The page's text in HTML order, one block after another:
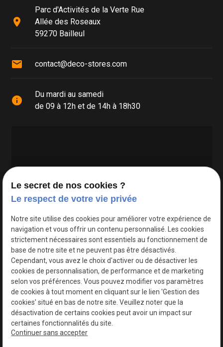
place
Parc d'Activités de la Verte Rue
Allée des Roseaux
59270 Bailleul
mail contact@deco-stores.com
info
Du mardi au samedi
de 09 à 12h et de 14h à 18h30
Google Maps Search API est désactivé.
Le secret de nos cookies ?
Le respect de votre vie privée
Notre site utilise des cookies pour améliorer votre expérience de
navigation et vous offrir un contenu personnalisé. Les cookies
strictement nécessaires sont essentiels au fonctionnement de
base de notre site et ne peuvent pas être désactivés.
Cependant, vous avez le choix d'activer ou de désactiver les
cookies de personnalisation, de performance et de marketing
selon vos préférences. Vous pouvez modifier vos paramètres
de cookies à tout moment en cliquant sur le lien 'Gestion des
cookies' situé en bas de notre site. Veuillez noter que la
désactivation de certains cookies peut avoir un impact sur
certaines fonctionnalités du site.
Continuer sans accepter